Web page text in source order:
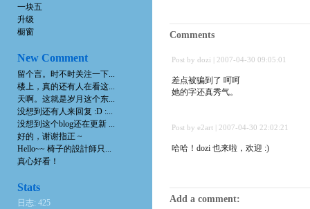
Comments
Post by dozi | 2007-04-30 09:05:01
差点被骗到了 呵呵
她的字还真秀气。
Post by e2art | 2007-04-30 22:02:21
哈哈！dozi 也来啦，欢迎 :)
Add a comment:
一块五
升级
橱窗
New Comment
留个言。时不时关注一下...
楼上，真的还有人在看这...
天啊。这就是岁月这个东...
没想到还有人来回复 :D :...
没想到这个blog还在更新 ...
好的，谢谢指正 ~
Hello~~ 椅子的設計師只...
真心好看！
Stats
日志: 425